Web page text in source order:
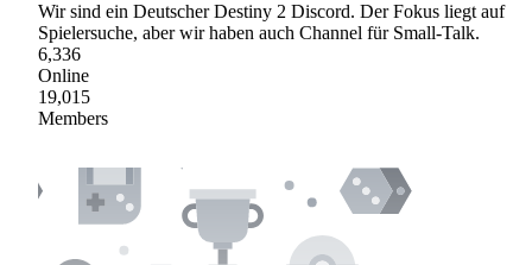
Wir sind ein Deutscher Destiny 2 Discord. Der Fokus liegt auf
Spielersuche, aber wir haben auch Channel für Small-Talk.
6,336
Online
19,015
Members